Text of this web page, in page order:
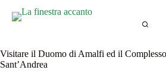
Visitare il Duomo di Amalfi ed il
Sant’Andrea